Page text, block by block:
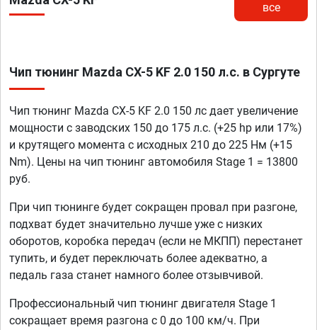
все
Чип тюнинг Mazda CX-5 KF 2.0 150 л.с. в Сургуте
Чип тюнинг Mazda CX-5 KF 2.0 150 лс дает увеличение
мощности с заводских 150 до 175 л.с. (+25 hp или 17%)
и крутящего момента с исходных 210 до 225 Нм (+15
Nm). Цены на чип тюнинг автомобиля Stage 1 = 13800
руб.
При чип тюнинге будет сокращен провал при разгоне,
подхват будет значительно лучше уже с низких
оборотов, коробка передач (если не МКПП) перестанет
тупить, и будет переключать более адекватно, а
педаль газа станет намного более отзывчивой.
Профессиональный чип тюнинг двигателя Stage 1
сокращает время разгона с 0 до 100 км/ч. При